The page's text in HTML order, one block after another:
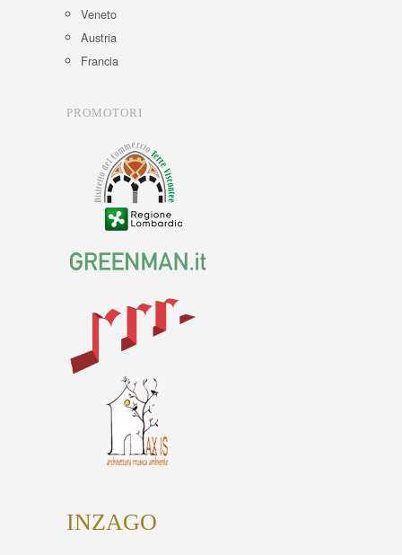
Veneto
Austria
Francia
PROMOTORI
INZAGO